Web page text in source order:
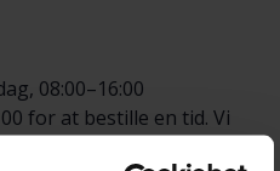
08:00–16:00
for at bestille en tid. Vi